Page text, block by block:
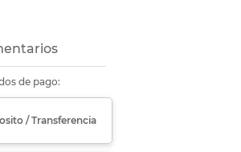
de pago:
/ Transferencia